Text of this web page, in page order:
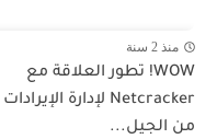
منذ 2 سنة
WOW! تطور العلاقة مع
Netcracker لإدارة الإيرادات
من الجيل...